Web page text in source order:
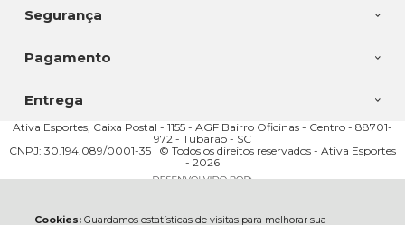
Cookies: Guardamos estatísticas de visitas para melhorar sua
Segurança
Pagamento
Entrega
Ativa Esportes, Caixa Postal - 1155 - AGF Bairro Oficinas - Centro - 88701-
972 - Tubarão - SC
CNPJ: 30.194.089/0001-35 | © Todos os direitos reservados - Ativa Esportes
- 2026